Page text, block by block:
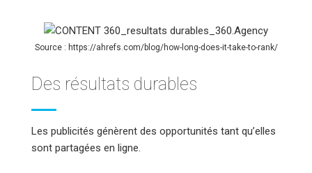
Source : https://ahrefs.com/blog/how-long-does-it-take-to-rank/
Des résultats durables
Les publicités génèrent des opportunités tant qu’elles
sont partagées en ligne.